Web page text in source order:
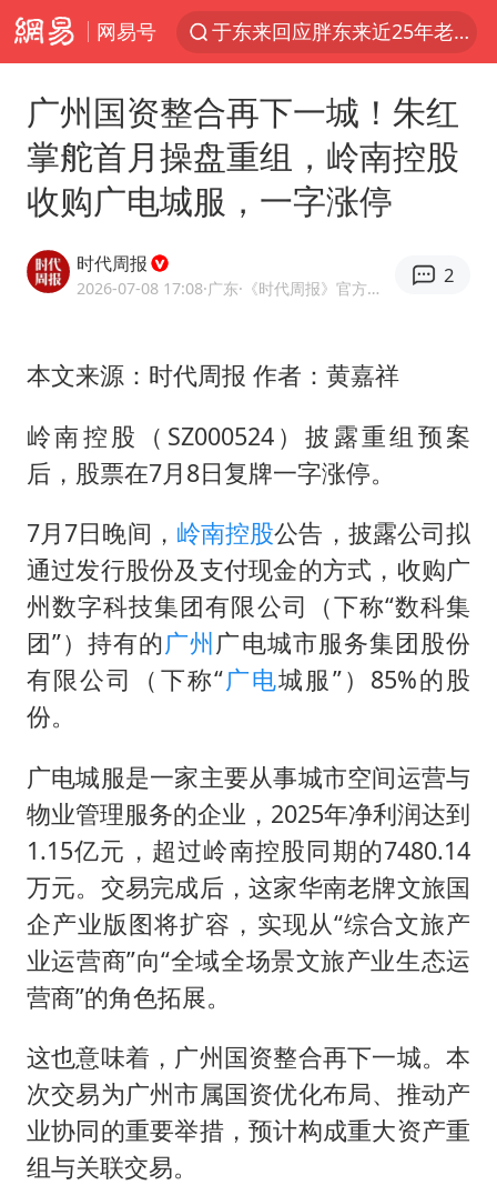
网易号
于东来回应胖东来近25年老店年底关闭
国足U17与阿森纳决赛取消 并列冠军
上门女婿出轨女邻居多年被判重婚罪
猫咪过火把节被抹成黑猫
曹颖儿子首次演长剧
总书记点赞的非遗苗绣焕发新生机
广州国资整合再下一城！朱红
掌舵首月操盘重组，岭南控股
收购广电城服，一字涨停
时代周报
2026-07-08 17:08·广东 ·《时代周报》官方网易号
2
本文来源：时代周报 作者：黄嘉祥
岭南控股（SZ000524）披露重组预案
后，股票在7月8日复牌一字涨停。
7月7日晚间， 岭南控股公告，披露公司拟
通过发行股份及支付现金的方式，收购广
州数字科技集团有限公司（下称“数科集
团”）持有的广州广电城市服务集团股份
有限公司（下称“广电城服”）85%的股
份。
广电城服是一家主要从事城市空间运营与
物业管理服务的企业，2025年净利润达到
1.15亿元，超过岭南控股同期的7480.14
万元。交易完成后，这家华南老牌文旅国
企产业版图将扩容，实现从“综合文旅产
业运营商”向“全域全场景文旅产业生态运
营商”的角色拓展。
这也意味着，广州国资整合再下一城。本
次交易为广州市属国资优化布局、推动产
业协同的重要举措，预计构成重大资产重
组与关联交易。